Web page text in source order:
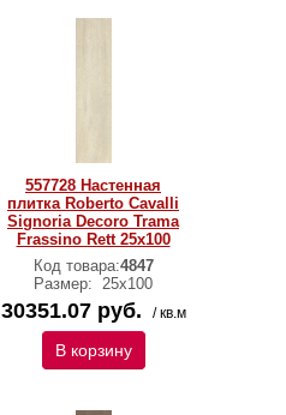
557728 Настенная
плитка Roberto Cavalli
Signoria Decoro Trama
Frassino Rett 25x100
Код товара:4847
Размер: 25x100
30351.07 руб. / кв.м
В корзину